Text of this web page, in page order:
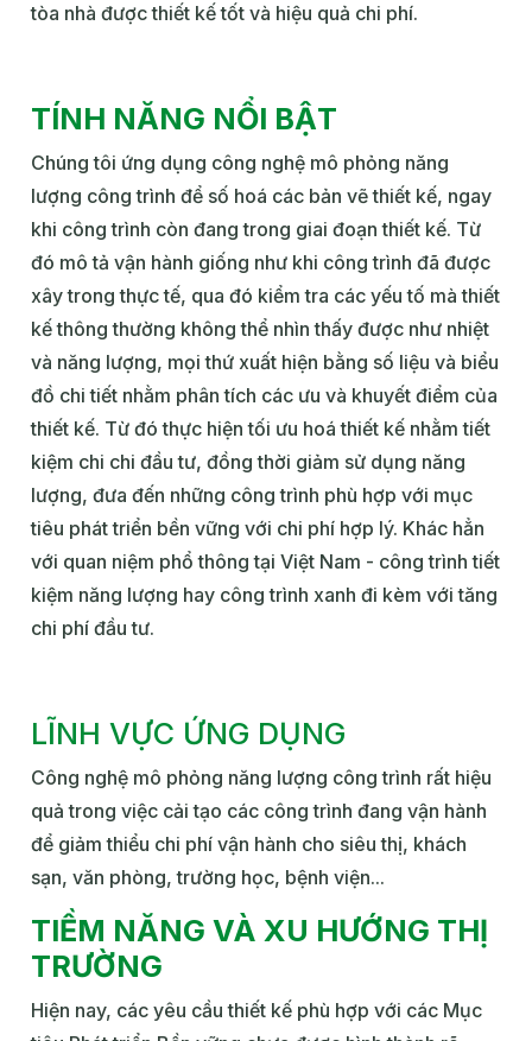
tòa nhà được thiết kế tốt và hiệu quả chi phí.
TÍNH NĂNG NỔI BẬT
Chúng tôi ứng dụng công nghệ mô phỏng năng
lượng công trình để số hoá các bản vẽ thiết kế, ngay
khi công trình còn đang trong giai đoạn thiết kế. Từ
đó mô tả vận hành giống như khi công trình đã được
xây trong thực tế, qua đó kiểm tra các yếu tố mà thiết
kế thông thường không thể nhìn thấy được như nhiệt
và năng lượng, mọi thứ xuất hiện bằng số liệu và biểu
đồ chi tiết nhằm phân tích các ưu và khuyết điểm của
thiết kế. Từ đó thực hiện tối ưu hoá thiết kế nhằm tiết
kiệm chi chi đầu tư, đồng thời giảm sử dụng năng
lượng, đưa đến những công trình phù hợp với mục
tiêu phát triển bền vững với chi phí hợp lý. Khác hẳn
với quan niệm phổ thông tại Việt Nam - công trình tiết
kiệm năng lượng hay công trình xanh đi kèm với tăng
chi phí đầu tư.
LĨNH VỰC ỨNG DỤNG
Công nghệ mô phỏng năng lượng công trình rất hiệu
quả trong việc cải tạo các công trình đang vận hành
để giảm thiểu chi phí vận hành cho siêu thị, khách
sạn, văn phòng, trường học, bệnh viện...
TIỀM NĂNG VÀ XU HƯỚNG THỊ
TRƯỜNG
Hiện nay, các yêu cầu thiết kế phù hợp với các Mục